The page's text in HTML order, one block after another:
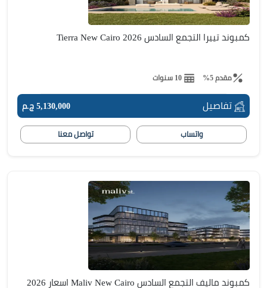
كمبوند تييرا التجمع السادس Tierra New Cairo 2026
مقدم 5% 10 سنوات
تفاصيل 5,130,000 ج.م
واتساب تواصل معنا
كمبوند ماليف التجمع السادس Maliv New Cairo اسعار 2026